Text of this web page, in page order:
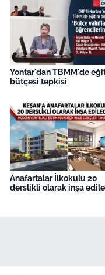
Yontar'dan TBMM'de
bütçesi tepkisi
Anafartalar İlkokulu 20
derslikli olarak inşa